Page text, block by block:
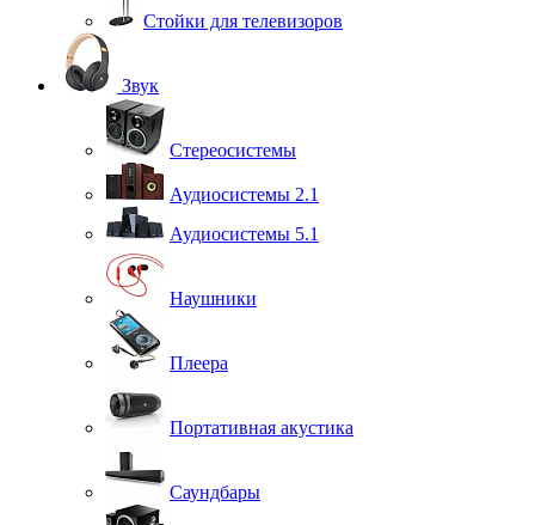
Стойки для телевизоров
Звук
Стереосистемы
Аудиосистемы 2.1
Аудиосистемы 5.1
Наушники
Плеера
Портативная акустика
Саундбары